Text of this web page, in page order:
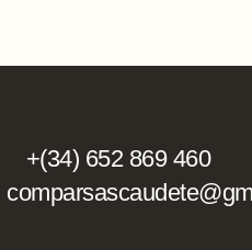
+(34) 652 869 460